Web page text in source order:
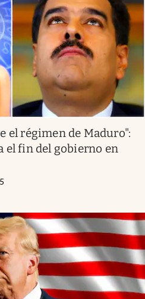
el régimen de Maduro":
el fin del gobierno en